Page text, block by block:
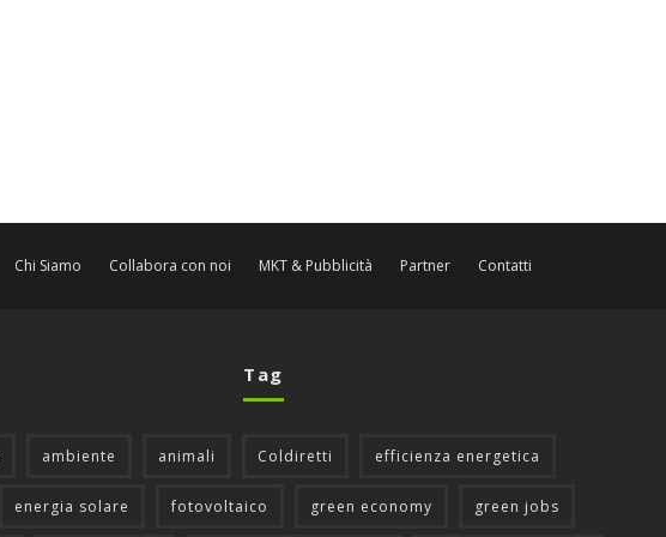
Chi Siamo Collabora con noi MKT & Pubblicità Partner Contatti
Tag
ambiente animali Coldiretti efficienza energetica
energia solare fotovoltaico green economy green jobs